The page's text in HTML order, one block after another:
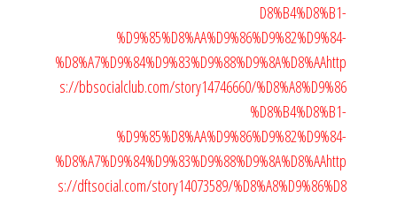
D8%B4%D8%B1-
%D9%85%D8%AA%D9%86%D9%82%D9%84-
%D8%A7%D9%84%D9%83%D9%88%D9%8A%D8%AAhttp
s://bbsocialclub.com/story14746660/%D8%A8%D9%86
%D8%B4%D8%B1-
%D9%85%D8%AA%D9%86%D9%82%D9%84-
%D8%A7%D9%84%D9%83%D9%88%D9%8A%D8%AAhttp
s://dftsocial.com/story14073589/%D8%A8%D9%86%D8